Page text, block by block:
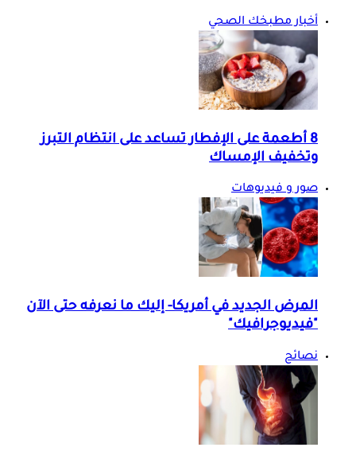
أخبار مطبخك الصحي
8 أطعمة على الإفطار تساعد على انتظام التبرز
وتخفيف الإمساك
صور و فيديوهات
المرض الجديد في أمريكا- إليك ما نعرفه حتى الآن
"فيديوجرافيك"
نصائح